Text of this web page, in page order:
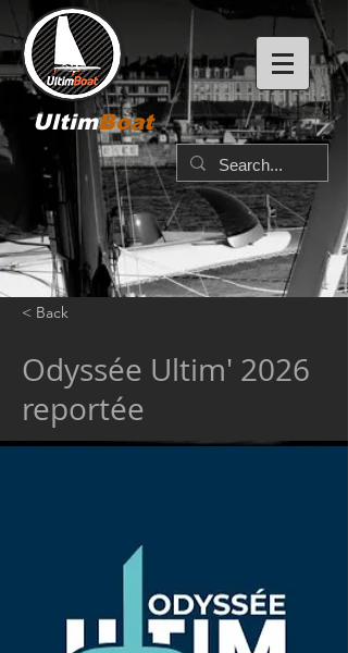
UltimBoat
< Back
Odyssée Ultim' 2026
reportée